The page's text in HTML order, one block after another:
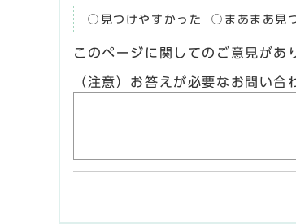
見つけやすかった まあまあ見
このページに関してのご意見があ
（注意）お答えが必要なお問い